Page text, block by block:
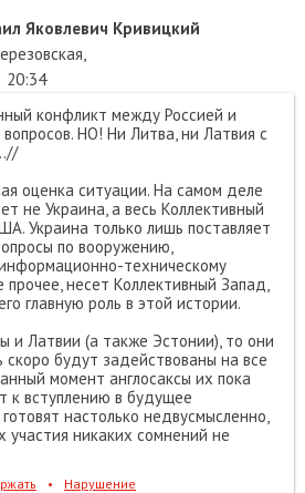
Яковлевич Кривицкий
20:34
конфликт между Россией и
НО! Ни Литва, ни Латвия с
оценка ситуации. На самом деле
не Украина, а весь Коллективный
Украина только лишь поставляет
по вооружению,
техническому
несет Коллективный Запад,
главную роль в этой истории.
и Латвии (а также Эстонии), то они
скоро будут задействованы на все
момент англосаксы их пока
к вступлению в будущее
настолько недвусмысленно,
участия никаких сомнений не
• Нарушение